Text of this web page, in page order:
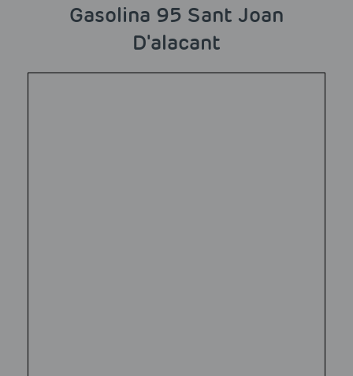
Gasolina 95 Sant Joan
D'alacant